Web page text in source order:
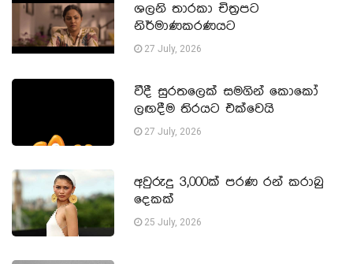
ශලනි තාරකා චිත්‍රපට
නිර්මාණකරණයට
27 July, 2026
වීදී සුරතලෙක් සමගින් කොකෝ
ලඟදීම තිරයට එක්වෙයි
27 July, 2026
අවුරුදු 3,000ක් පරණ රන් කරාබු
දෙකක්
25 July, 2026